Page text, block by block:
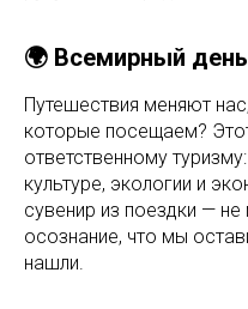
🌍 Всемирный
Путешествия меняют
которые посещаем?
ответственному
культуре, экологии и
сувенир из поездки — не
осознание, что мы
нашли.